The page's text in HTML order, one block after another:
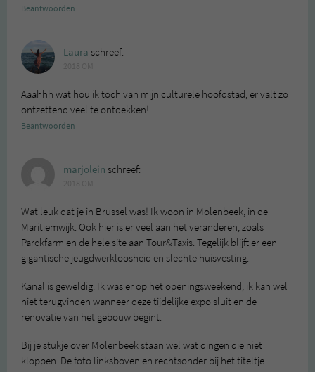
Beantwoorden
Laura schreef:
Aaahhh wat hou ik toch van mijn culturele hoofdstad, er valt zo
ontzettend veel te ontdekken!
Beantwoorden
marjolein schreef:
Wat leuk dat je in Brussel was! Ik woon in Molenbeek, in de
Maritiemwijk. Ook hier is er veel aan het veranderen, zoals
Parckfarm en de hele site aan Tour&Taxis. Tegelijk blijft er een
gigantische jeugdwerkloosheid en slechte huisvesting.
Kanal is geweldig. Ik was er op het openingsweekend, ik kan wel
niet terugvinden wanneer deze tijdelijke expo sluit en de
renovatie van het gebouw begint.
Bij je stukje over Molenbeek staan wel wat dingen die niet
kloppen. De foto linksboven en rechtsonder bij het titeltje